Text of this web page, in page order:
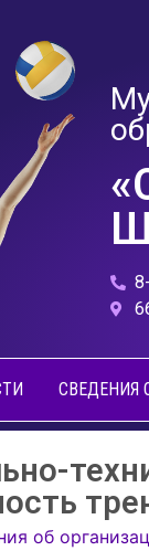
СВЕДЕНИЯ
об